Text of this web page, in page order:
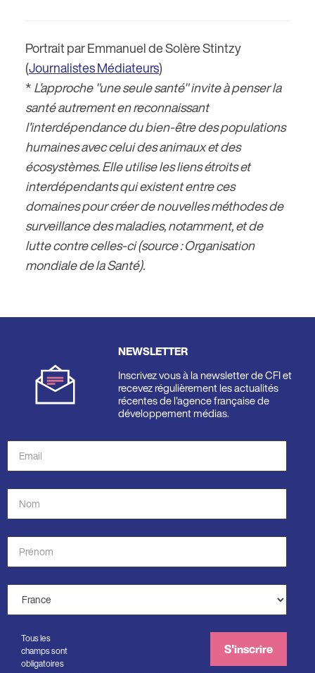
Portrait par Emmanuel de Solère Stintzy
(Journalistes Médiateurs)
*L’approche "une seule santé" invite à penser la
santé autrement en reconnaissant
l’interdépendance du bien-être des populations
humaines avec celui des animaux et des
écosystèmes. Elle utilise les liens étroits et
interdépendants qui existent entre ces
domaines pour créer de nouvelles méthodes de
surveillance des maladies, notamment, et de
lutte contre celles-ci (source : Organisation
mondiale de la Santé).
NEWSLETTER
Inscrivez vous à la newsletter de CFI et
recevez régulièrement les actualités
récentes de l'agence française de
développement médias.
Adresse
de
courriel
Nom
*
Prénom
*
Pays
*
Tous les
champs sont
obligatoires
S'inscrire